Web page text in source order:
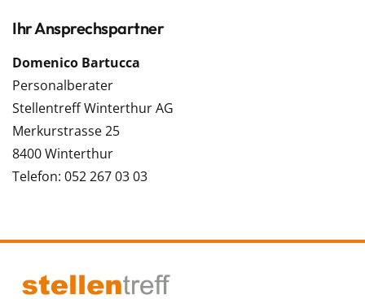
Ihr Ansprechspartner
Domenico Bartucca
Personalberater
Stellentreff Winterthur AG
Merkurstrasse 25
8400 Winterthur
Telefon: 052 267 03 03